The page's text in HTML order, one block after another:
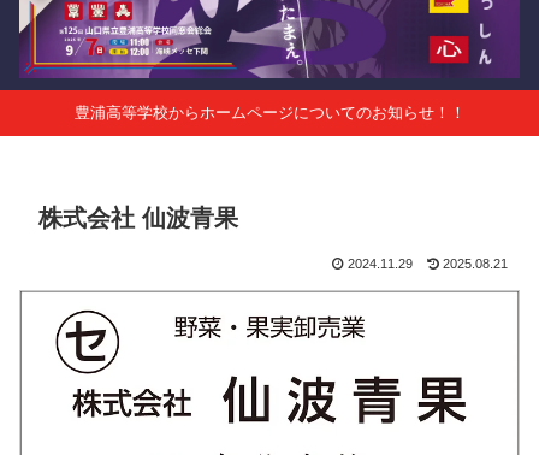
豊浦高等学校からホームページについてのお知らせ！！
株式会社 仙波青果
2024.11.29 2025.08.21